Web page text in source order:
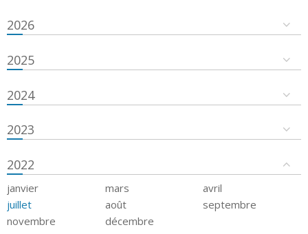
2026
2025
2024
2023
2022
janvier mars
avril
juillet
août
septembre
novembre
décembre